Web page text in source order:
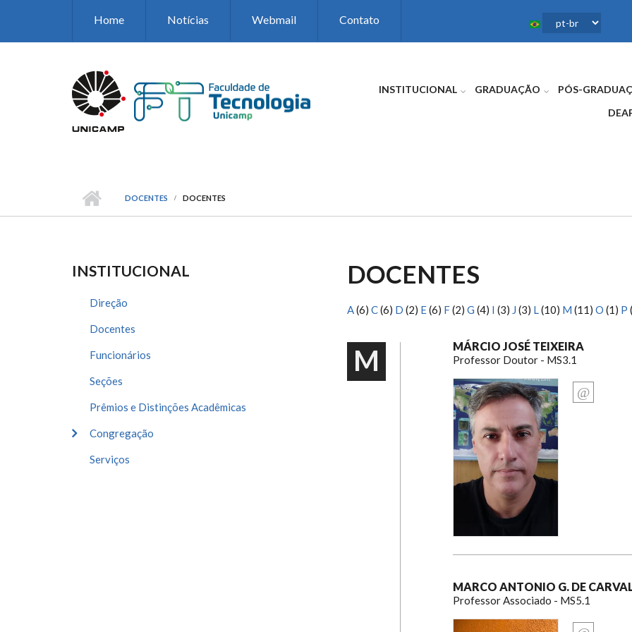
Home Notícias Webmail Contato
INSTITUCIONAL GRADUAÇÃO
PÓS-
DOCENTES DOCENTES
INSTITUCIONAL
Direção
Docentes
Funcionários
Seções
Prêmios e Distinções Acadêmicas
Congregação
Serviços
DOCENTES
A(6) C(6) D (2) E(6) F(2) G (4) I (3) J (3) L(10) M (11) O (1) P
M MÁRCIO JOSÉ TEIXEIRA
Professor Doutor - MS3.1
MARCO ANTONIO G. DE
Professor Associado - MS5.1